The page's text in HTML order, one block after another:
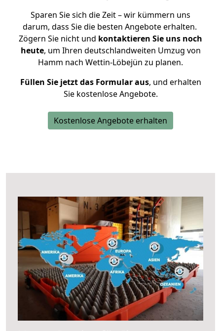
Sparen Sie sich die Zeit – wir kümmern uns
darum, dass Sie die besten Angebote erhalten.
Zögern Sie nicht und kontaktieren Sie uns noch
heute, um Ihren deutschlandweiten Umzug von
Hamm nach Wettin-Löbejün zu planen.
Füllen Sie jetzt das Formular aus, und erhalten
Sie kostenlose Angebote.
Kostenlose Angebote erhalten